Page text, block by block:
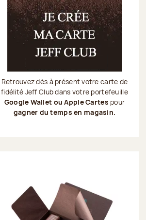
Retrouvez dès à présent votre carte de
fidélité Jeff Club dans votre portefeuille
Google Wallet ou Apple Cartes pour
gagner du temps en magasin.